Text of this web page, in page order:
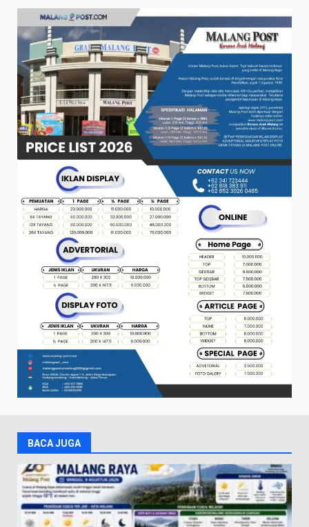
BACA JUGA